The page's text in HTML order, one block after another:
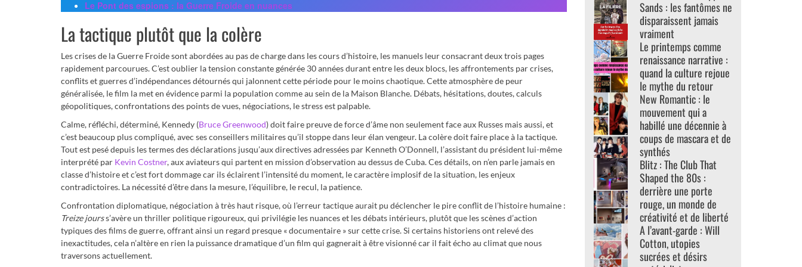
Le Pont des espions : la Guerre Froide en nuances
La tactique plutôt que la colère
Les crises de la Guerre Froide sont abordées au pas de charge dans les cours d’histoire, les manuels leur consacrant deux trois pages
rapidement parcourues. C’est oublier la tension constante générée 30 années durant entre les deux blocs, les affrontements par crises,
conflits et guerres d’indépendances détournés qui jalonnent cette période pour le moins chaotique. Cette atmosphère de peur
généralisée, le film la met en évidence parmi la population comme au sein de la Maison Blanche. Débats, hésitations, doutes, calculs
géopolitiques, confrontations des points de vues, négociations, le stress est palpable.
Calme, réfléchi, déterminé, Kennedy (Bruce Greenwood) doit faire preuve de force d’âme non seulement face aux Russes mais aussi, et
c’est beaucoup plus compliqué, avec ses conseillers militaires qu’il stoppe dans leur élan vengeur. La colère doit faire place à la tactique.
Tout est pesé depuis les termes des déclarations jusqu’aux directives adressées par Kenneth O’Donnell, l’assistant du président lui-même
interprété par Kevin Costner, aux aviateurs qui partent en mission d’observation au dessus de Cuba. Ces détails, on n’en parle jamais en
classe d’histoire et c’est fort dommage car ils éclairent l’intensité du moment, le caractère implosif de la situation, les enjeux
contradictoires. La nécessité d’être dans la mesure, l’équilibre, le recul, la patience.
Confrontation diplomatique, négociation à très haut risque, où l’erreur tactique aurait pu déclencher le pire conflit de l’histoire humaine :
Treize jourss’avère un thriller politique rigoureux, qui privilégie les nuances et les débats intérieurs, plutôt que les scènes d’action
typiques des films de guerre, offrant ainsi un regard presque « documentaire » sur cette crise. Si certains historiens ont relevé des
inexactitudes, cela n’altère en rien la puissance dramatique d’un film qui gagnerait à être visionné car il fait écho au climat que nous
traversons actuellement.
Sands : les fantômes ne
disparaissent jamais
vraiment
Le printemps comme
renaissance narrative :
quand la culture rejoue
le mythe du retour
New Romantic : le
mouvement qui a
habillé une décennie à
coups de mascara et de
synthés
Blitz : The Club That
Shaped the 80s :
derrière une porte
rouge, un monde de
créativité et de liberté
A l’avant-garde : Will
Cotton, utopies
sucrées et désirs